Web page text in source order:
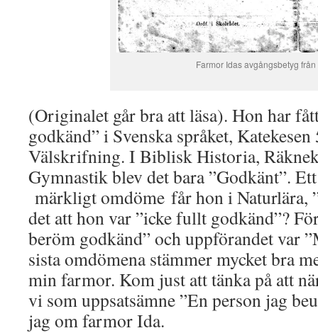
Farmor Idas avgångsbetyg
(Originalet går bra att läsa). Hon har
godkänd” i Svenska språket,
Välskrifning. I Biblisk Historia,
Gymnastik blev det bara ”Godkänt”.
märkligt omdöme får hon i Naturlära,
det att hon var ”icke fullt godkänd”?
beröm godkänd” och uppförandet var
sista omdömena stämmer mycket bra
min farmor. Kom just att tänka på att
vi som uppsatsämne ”En person jag
jag om farmor Ida.